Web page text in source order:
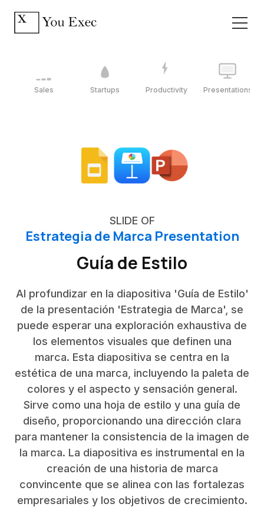
Sales Startups Productivity Presentations
SLIDE OF
Estrategia de Marca Presentation
Guía de Estilo
Al profundizar en la diapositiva 'Guía de Estilo'
de la presentación 'Estrategia de Marca', se
puede esperar una exploración exhaustiva de
los elementos visuales que definen una
marca. Esta diapositiva se centra en la
estética de una marca, incluyendo la paleta de
colores y el aspecto y sensación general.
Sirve como una hoja de estilo y una guía de
diseño, proporcionando una dirección clara
para mantener la consistencia de la imagen de
la marca. La diapositiva es instrumental en la
creación de una historia de marca
convincente que se alinea con las fortalezas
empresariales y los objetivos de crecimiento.